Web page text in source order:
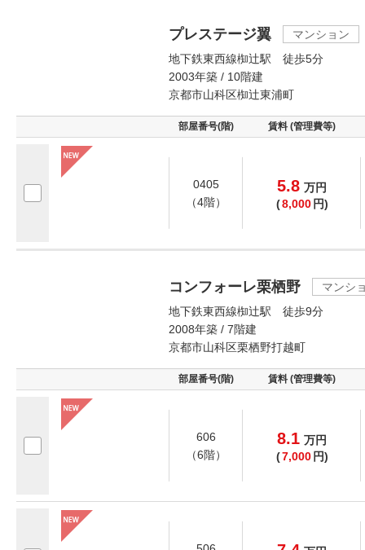
プレステージ翼
マンション
地下鉄東西線椥辻駅 徒歩5分
2003年築 / 10階建
京都市山科区椥辻東浦町
部屋番号(階) 賃料 (管理費等)
0405
（4階）
5.8 万円
(8,000 円)
コンフォーレ栗栖野
マンシ
地下鉄東西線椥辻駅 徒歩9分
2008年築 / 7階建
京都市山科区栗栖野打越町
部屋番号(階) 賃料 (管理費等)
606
（6階）
8.1 万円
(7,000 円)